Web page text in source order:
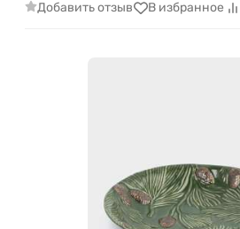
Добавить отзыв В избранное